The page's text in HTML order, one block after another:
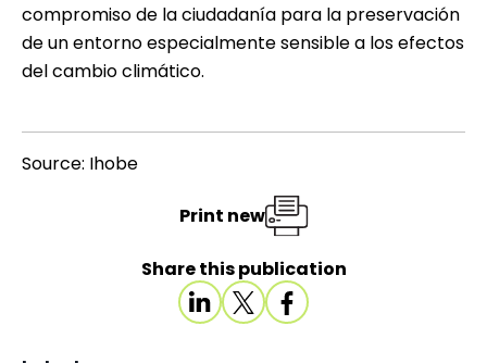
compromiso de la ciudadanía para la preservación
de un entorno especialmente sensible a los efectos
del cambio climático.
Source: Ihobe
Share this publication
Print new